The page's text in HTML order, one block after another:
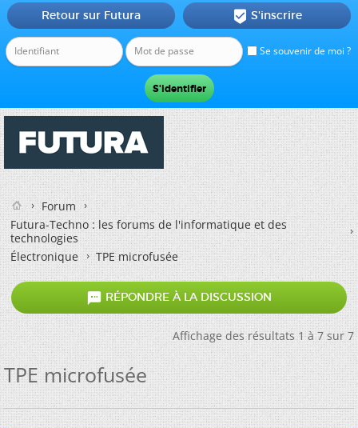
Se souvenir de moi ?
Retour sur Futura  S'inscrire
Forum
Futura-Techno : les forums de l'informatique et des
technologies
Électronique
TPE microfusée
 RÉPONDRE À LA DISCUSSION
Affichage des résultats 1 à 7 sur 7
TPE microfusée